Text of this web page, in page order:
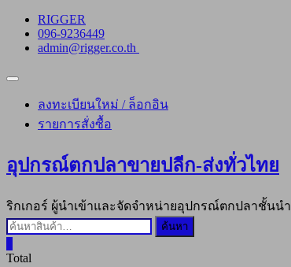
Skip
content
RIGGER
096-9236449
admin@rigger.co.th
Topbar
ลงทะเบียนใหม่ / ล็อกอิน
รายการสั่งซื้อ
อุปกรณ์ตกปลาขายปลีก-ส่งทั่วไทย
ริกเกอร์ ผู้นำเข้าและจัดจำหน่ายอุปกรณ์ตกปลาชั้นนำ
ค้นหา:
ค้นหา
Total